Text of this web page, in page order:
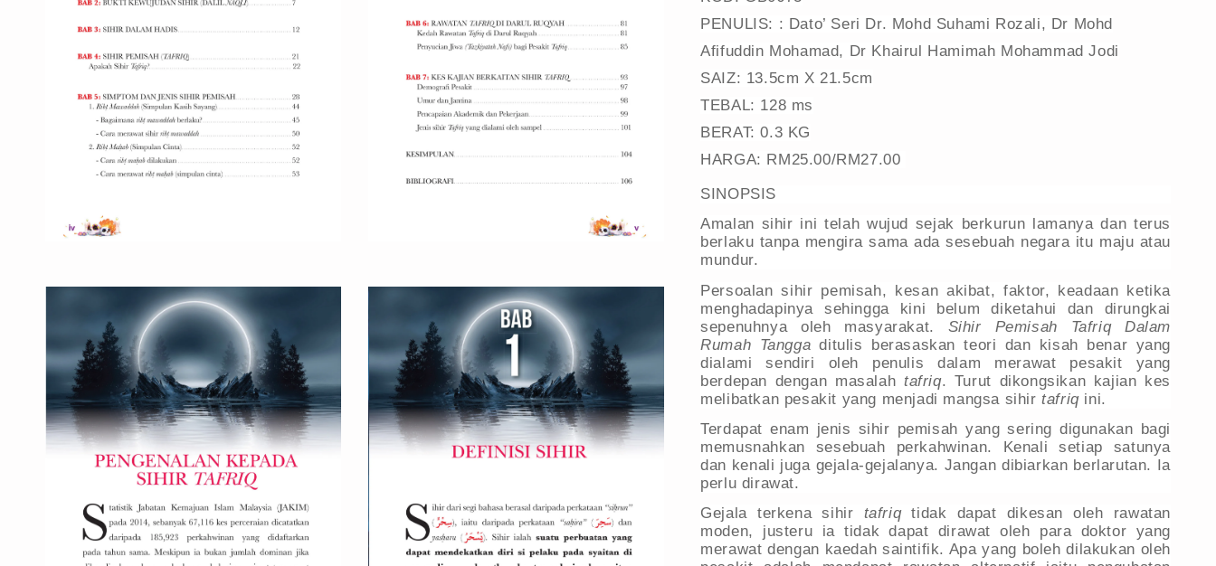
PENULIS: : Dato’ Seri Dr. Mohd Suhami Rozali, Dr Mohd
Afifuddin Mohamad, Dr Khairul Hamimah Mohammad Jodi
SAIZ: 13.5cm X 21.5cm
TEBAL: 128 ms
BERAT: 0.3 KG
HARGA: RM25.00/RM27.00
SINOPSIS
Amalan sihir ini telah wujud sejak berkurun lamanya dan terus
berlaku tanpa mengira sama ada sesebuah negara itu maju atau
mundur.
Persoalan sihir pemisah, kesan akibat, faktor, keadaan ketika
menghadapinya sehingga kini belum diketahui dan dirungkai
sepenuhnya oleh masyarakat. Sihir Pemisah Tafriq Dalam
Rumah Tangga ditulis berasaskan teori dan kisah benar yang
dialami sendiri oleh penulis dalam merawat pesakit yang
berdepan dengan masalah tafriq. Turut dikongsikan kajian kes
melibatkan pesakit yang menjadi mangsa sihirtafriqini.
Terdapat enam jenis sihir pemisah yang sering digunakan bagi
memusnahkan sesebuah perkahwinan. Kenali setiap satunya
dan kenali juga gejala-gejalanya. Jangan dibiarkan berlarutan. Ia
perlu dirawat.
Gejala terkena sihir tafriqtidak dapat dikesan oleh rawatan
moden, justeru ia tidak dapat dirawat oleh para doktor yang
merawat dengan kaedah saintifik. Apa yang boleh dilakukan oleh